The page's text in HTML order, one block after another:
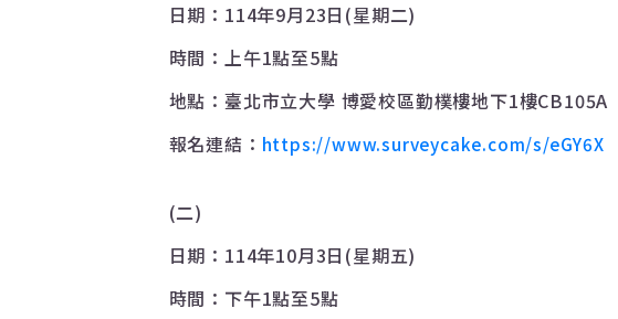
日期： 114年9月23日 (星期二)
時間：上午1點至5點
地點：臺北市立大學 博愛校區勤樸樓地下1樓CB105A
報名連結： https://www.surveycake.com/s/eGY6X
(二)
日期： 114年10月3日 (星期五)
時間：下午1點至5點